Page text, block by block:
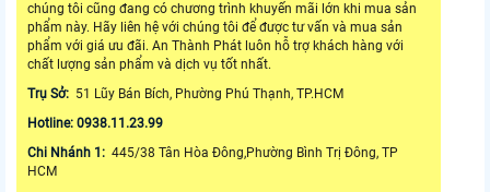
chúng tôi cũng đang có chương trình khuyến mãi lớn khi mua sản
phẩm này. Hãy liên hệ với chúng tôi để được tư vấn và mua sản
phẩm với giá ưu đãi. An Thành Phát luôn hỗ trợ khách hàng với
chất lượng sản phẩm và dịch vụ tốt nhất.
Trụ Sở: 51 Lũy Bán Bích, Phường Phú Thạnh, TP.HCM
Hotline: 0938.11.23.99
Chi Nhánh 1: 445/38 Tân Hòa Đông,Phường Bình Trị Đông, TP
HCM